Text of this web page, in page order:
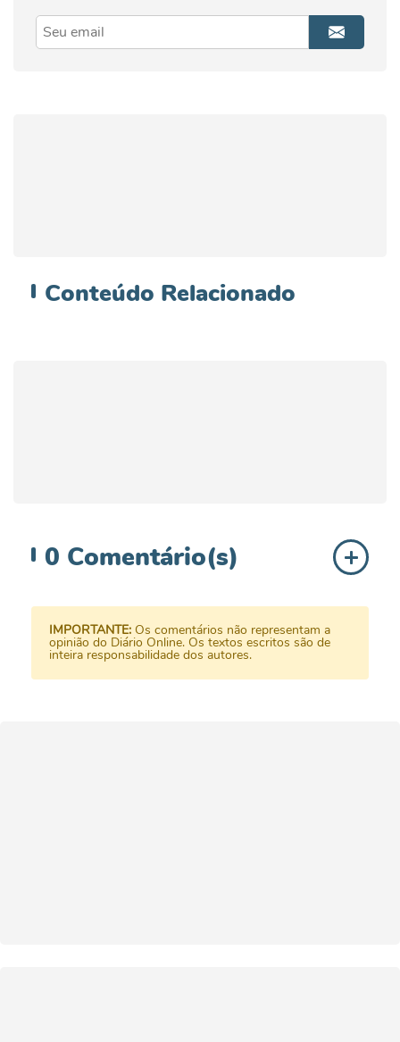
Conteúdo Relacionado
0 Comentário(s)
IMPORTANTE: Os comentários não representam a
opinião do Diário Online. Os textos escritos são de
inteira responsabilidade dos autores.